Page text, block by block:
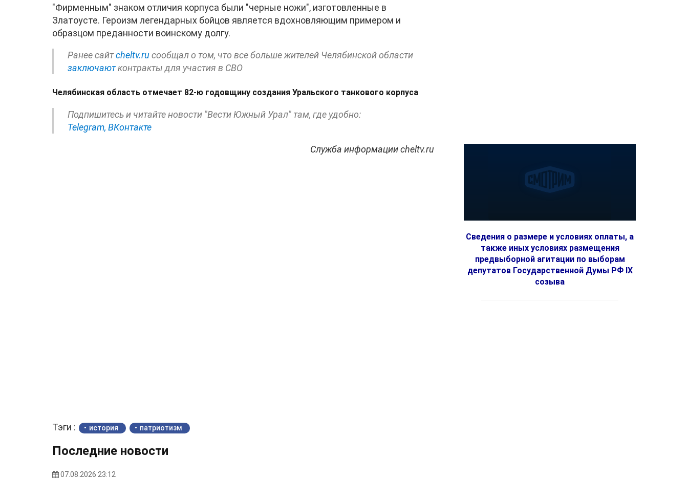
"Фирменным" знаком отличия корпуса были "черные ножи", изготовленные в
Златоусте. Героизм легендарных бойцов является вдохновляющим примером и
образцом преданности воинскому долгу.
Ранее сайтcheltv.ru сообщал о том, что все больше жителей Челябинской области
заключаютконтракты для участия в СВО
Челябинская область отмечает 82‑ю годовщину создания Уральского танкового корпуса
Подпишитесь и читайте новости "Вести Южный Урал" там, где удобно:
Telegram, ВКонтакте
Служба информации cheltv.ru
Тэги : история патриотизм
Последние новости
07.08.2026 23:12
Сведения о размере и условиях оплаты, а
также иных условиях размещения
предвыборной агитации по выборам
депутатов Государственной Думы РФ IX
созыва